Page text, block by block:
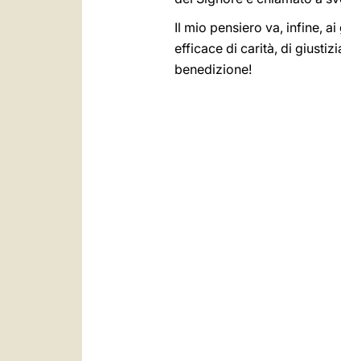
Il mio pensiero va, infine,
efficace di carità, di
benedizione!